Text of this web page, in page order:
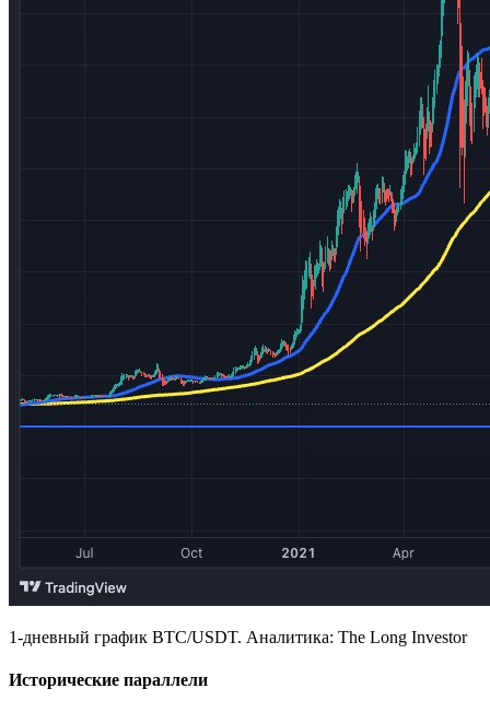
1-дневный график BTC/USDT. Аналитика: The Long Investor
Исторические параллели